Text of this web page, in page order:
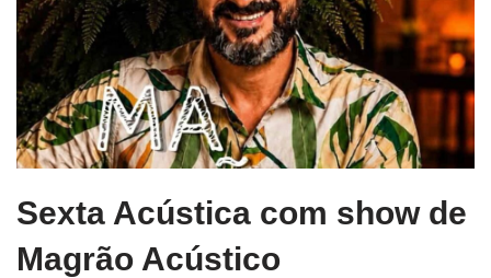
Sexta Acústica com show de
Magrão Acústico